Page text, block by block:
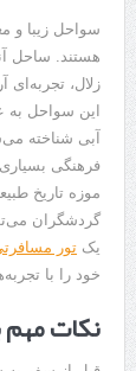
سواحل زیبا و
هستند. ساحل
زلال،
این سواحل به
آبی شناخته
فرهنگی
موزه تاریخ
گردشگران
یک تور
خود را با
نکات